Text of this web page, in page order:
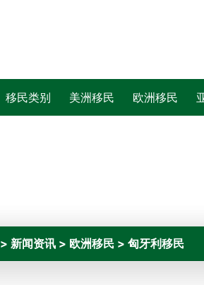
移民类别 美洲移民 欧洲移民
> 新闻资讯 > 欧洲移民 > 匈牙利移民